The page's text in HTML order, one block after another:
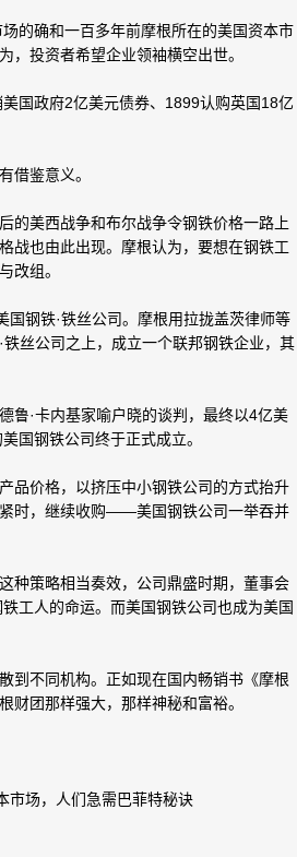
确和一百多年前摩根所在的美国资本市
，投资者希望企业领袖横空出世。
政府2亿美元债券、1899认购英国18亿
鉴意义。
美西战争和布尔战争令钢铁价格一路上
战也由此出现。摩根认为，要想在钢铁工
改组。
钢铁·铁丝公司。摩根用拉拢盖茨律师等
丝公司之上，成立一个联邦钢铁企业，其
·卡内基家喻户晓的谈判，最终以4亿美
国钢铁公司终于正式成立。
价格，以挤压中小钢铁公司的方式抬升
时，继续收购——美国钢铁公司一举吞并
策略相当奏效，公司鼎盛时期，董事会
工人的命运。而美国钢铁公司也成为美国
不同机构。正如现在国内畅销书《摩根
财团那样强大，那样神秘和富裕。
场，人们急需巴菲特秘诀